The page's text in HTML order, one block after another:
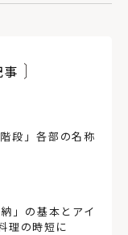
段」各部の名称
」の基本とアイ
理の時短に